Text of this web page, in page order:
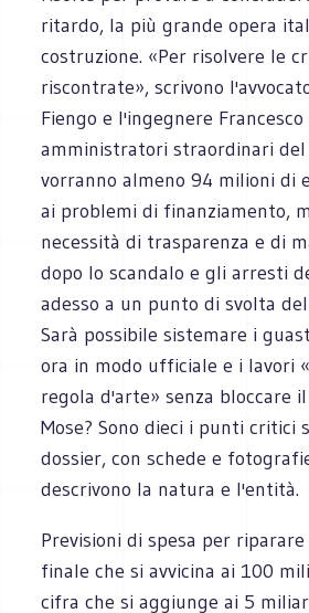
ritardo, la più grande opera
costruzione. «Per risolvere le
riscontrate», scrivono
Fiengo e l'ingegnere Francesco
amministratori straordinari del
vorranno almeno 94 milioni di
ai problemi di finanziamento,
necessità di trasparenza e di
dopo lo scandalo e gli arresti
adesso a un punto di svolta
Sarà possibile sistemare i
ora in modo ufficiale e i lavori
regola d'arte» senza bloccare
Mose? Sono dieci i punti critici
dossier, con schede e
descrivono la natura e l'entità.
Previsioni di spesa per
finale che si avvicina ai 100
cifra che si aggiunge ai 5